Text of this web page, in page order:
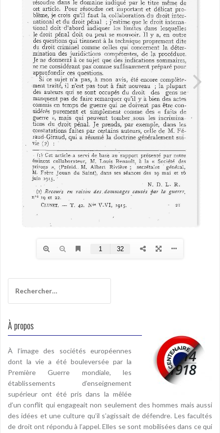
À propos
À l’image des sociétés européennes
dont la vie a été bouleversée par la
Première Guerre mondiale, les
établissements d’enseignement
supérieur ont été pris dans la mêlée
d’un conflit qui engageait non seulement des hommes mais aussi
des idées et une culture qu’il s’agissait de défendre. Les facultés
de droit ont répondu à l’appel. Elles se sont mobilisées dans ce qui